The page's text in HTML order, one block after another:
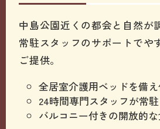
中島公園近くの都会と自然が
常駐スタッフのサポートでや
ご提供。
全居室介護用ベッドを備
24時間専門スタッフが常駐
バルコニー付きの開放的